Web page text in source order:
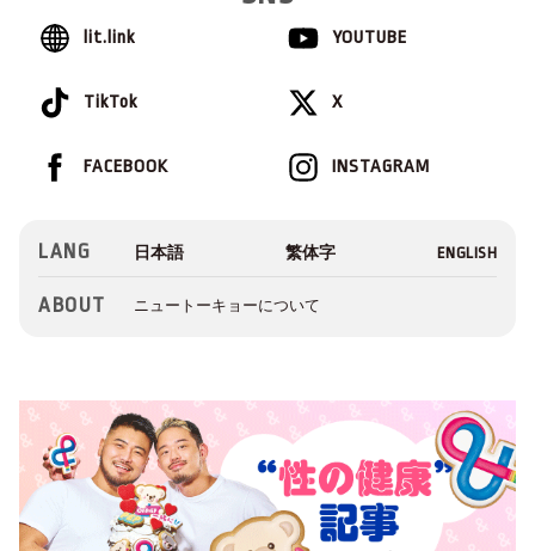
lit.link YOUTUBE
TikTok X
INSTAGRAM
FACEBOOK
LANG
ABOUT ニュートーキョーについて